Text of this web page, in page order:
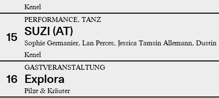
Kenel
15
PERFORMANCE, TANZ
SUZI (AT)
Sophie Germanier, Lan Perces, Jessica Tamsin Allemann, Dustin
Kenel
16
GASTVERANSTALTUNG
Explora
Pilze & Kräuter